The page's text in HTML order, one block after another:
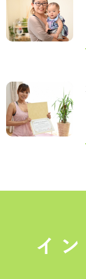
イ